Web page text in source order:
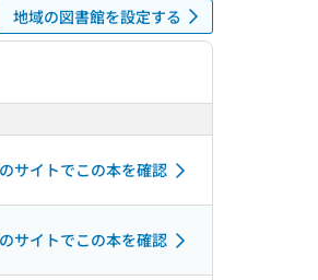
地域の図書館を設定する
サイトでこの本を確認
サイトでこの本を確認